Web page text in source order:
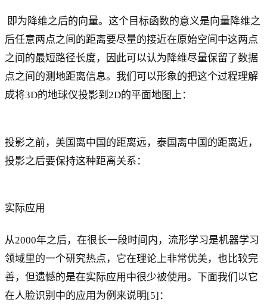
即为降维之后的向量。这个目标函数的意义是向量降维之
后任意两点之间的距离要尽量的接近在原始空间中这两点
之间的最短路径长度，因此可以认为降维尽量保留了数据
点之间的测地距离信息。我们可以形象的把这个过程理解
成将3D的地球仪投影到2D的平面地图上：
投影之前，美国离中国的距离远，泰国离中国的距离近，
投影之后要保持这种距离关系：
实际应用
从2000年之后，在很长一段时间内，流形学习是机器学习
领域里的一个研究热点，它在理论上非常优美，也比较完
善，但遗憾的是在实际应用中很少被使用。下面我们以它
在人脸识别中的应用为例来说明[5]：